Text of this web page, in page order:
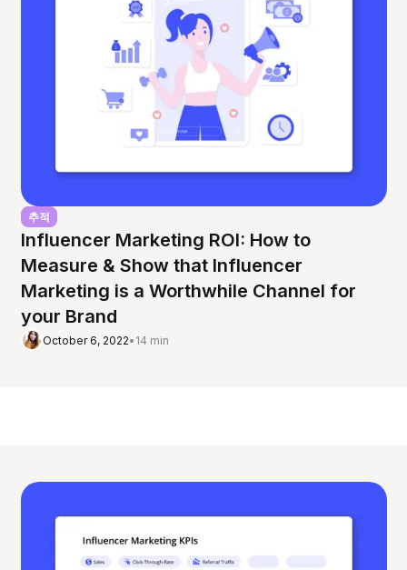
추적
Influencer Marketing ROI: How to
Measure & Show that Influencer
Marketing is a Worthwhile Channel for
your Brand
October 6, 2022• 14 min